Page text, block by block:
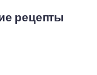
рецепты